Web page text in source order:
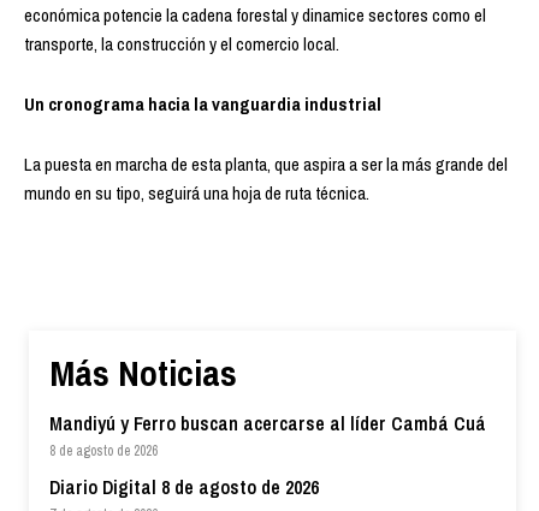
económica potencie la cadena forestal y dinamice sectores como el
transporte, la construcción y el comercio local.
Un cronograma hacia la vanguardia industrial
La puesta en marcha de esta planta, que aspira a ser la más grande del
mundo en su tipo, seguirá una hoja de ruta técnica.
Más Noticias
Mandiyú y Ferro buscan acercarse al líder Cambá Cuá
8 de agosto de 2026
Diario Digital 8 de agosto de 2026